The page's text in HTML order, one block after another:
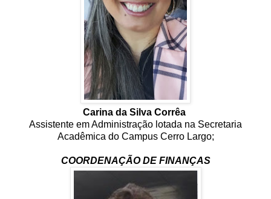
Carina da Silva Corrêa
Assistente em Administração lotada na Secretaria
Acadêmica do Campus Cerro Largo;
COORDENAÇÃO DE FINANÇAS